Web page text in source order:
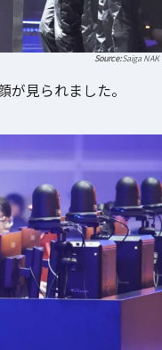
Saiga NAK
見られました。